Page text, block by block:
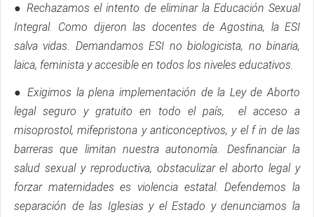
● Rechazamos el intento de eliminar la Educación Sexual
Integral. Como dijeron las docentes de Agostina, la ESI
salva vidas. Demandamos ESI no biologicista, no binaria,
laica, feminista y accesible en todos los niveles educativos.
● Exigimos la plena implementación de la Ley de Aborto
legal seguro y gratuito en todo el país, el acceso a
misoprostol, mifepristona y anticonceptivos, y el f in de las
barreras que limitan nuestra autonomía. Desfinanciar la
salud sexual y reproductiva, obstaculizar el aborto legal y
forzar maternidades es violencia estatal. Defendemos la
separación de las Iglesias y el Estado y denunciamos la